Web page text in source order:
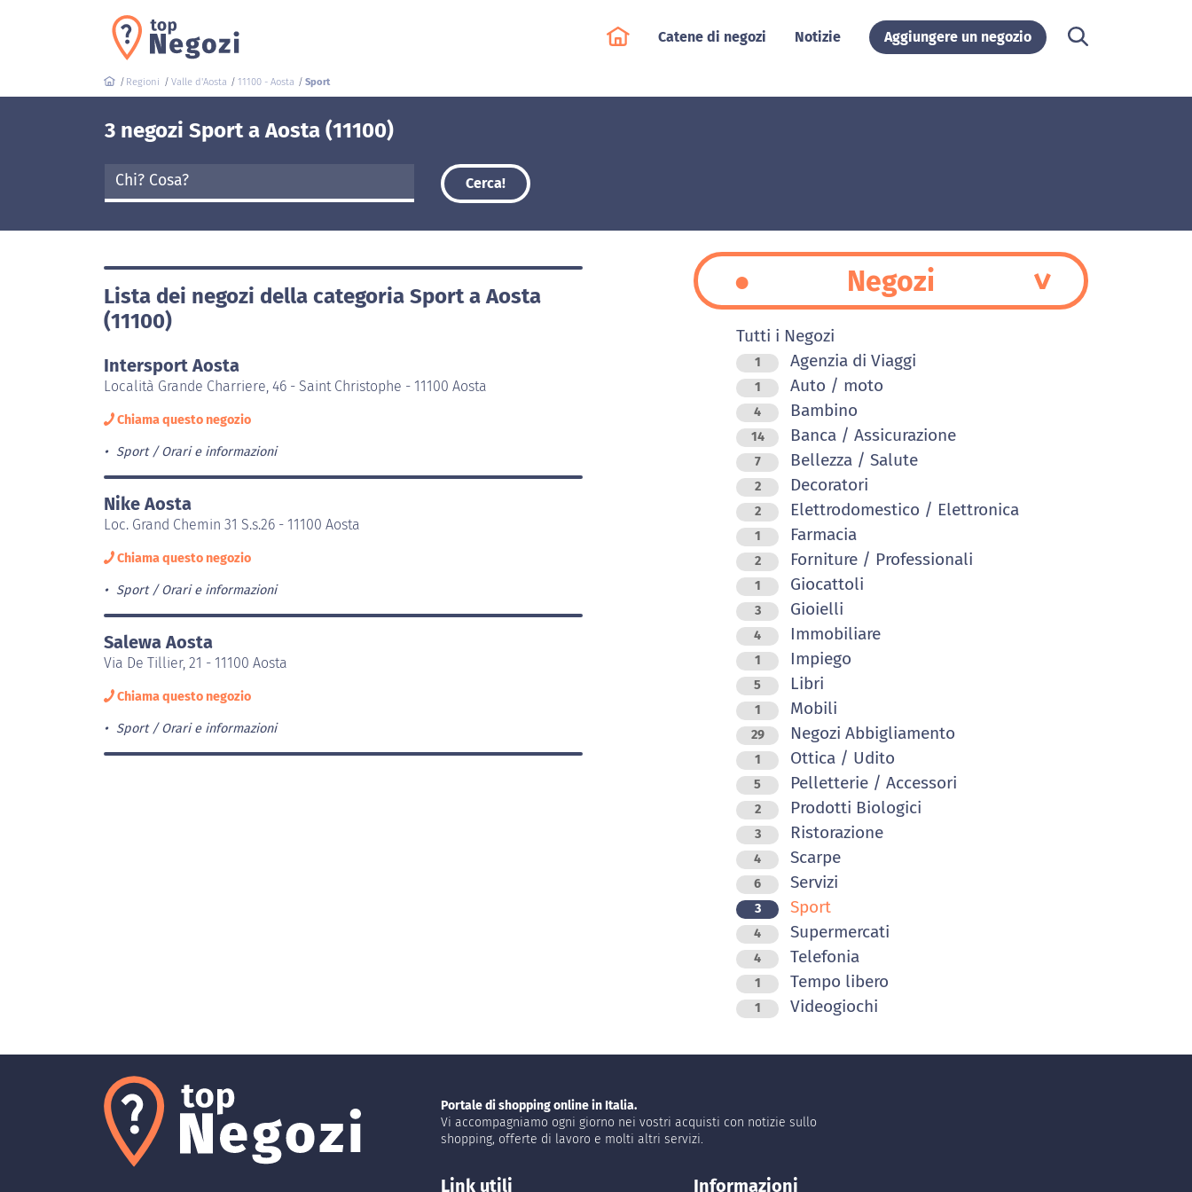
Catene di negozi Notizie Aggiungere un negozio
Regioni Valle d'Aosta 11100 - Aosta Sport
3 negozi Sport a Aosta (11100)
Cerca!
Lista dei negozi della categoria Sport a Aosta
(11100)
Intersport Aosta
Località Grande Charriere, 46 - Saint Christophe - 11100 Aosta
Chiama questo negozio
Sport Orari e informazioni
Nike Aosta
Loc. Grand Chemin 31 S.s.26 - 11100 Aosta
Chiama questo negozio
Sport Orari e informazioni
Salewa Aosta
Via De Tillier, 21 - 11100 Aosta
Chiama questo negozio
Sport Orari e informazioni
Negozi
Tutti i Negozi
1 Agenzia di Viaggi
1 Auto / moto
4 Bambino
14 Banca / Assicurazione
7 Bellezza / Salute
2 Decoratori
2 Elettrodomestico / Elettronica
1 Farmacia
2 Forniture / Professionali
1 Giocattoli
3 Gioielli
4 Immobiliare
1 Impiego
5 Libri
1 Mobili
29 Negozi Abbigliamento
1 Ottica / Udito
5 Pelletterie / Accessori
2 Prodotti Biologici
3 Ristorazione
4 Scarpe
6 Servizi
3 Sport
4 Supermercati
4 Telefonia
1 Tempo libero
1 Videogiochi
Portale di shopping online in Italia.
Vi accompagniamo ogni giorno nei vostri acquisti con notizie sullo
shopping, offerte di lavoro e molti altri servizi.
Link utili Informazioni